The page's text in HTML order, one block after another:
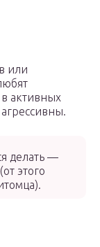
или
активных
делать —
этого